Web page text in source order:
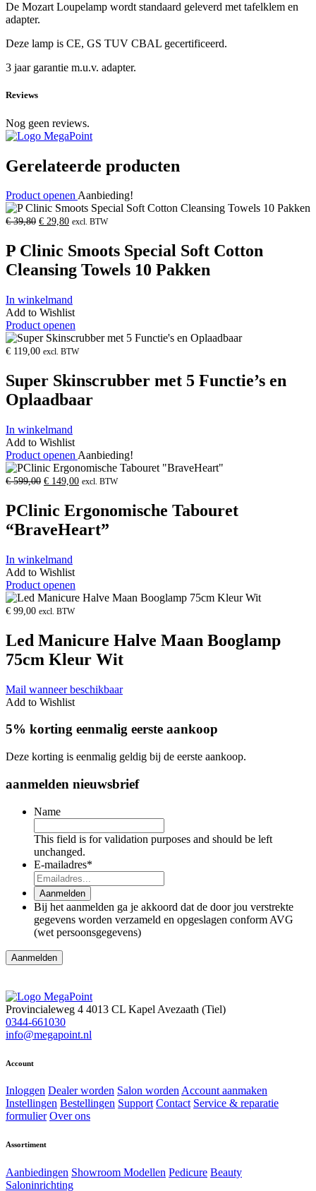
De Mozart Loupelamp wordt standaard geleverd met tafelklem en
adapter.
Deze lamp is CE, GS TUV CBAL gecertificeerd.
3 jaar garantie m.u.v. adapter.
Reviews
Nog geen reviews.
Gerelateerde producten
Product openenAanbieding!
€39,80 Oorspronkelijke
was:
€
39,80.
€ 29,80Huidige
€
29,80.
excl. BTW
P Clinic Smoots Special Soft Cotton
Cleansing Towels 10 Pakken
In winkelmand
Add to Wishlist
Product openen
€ 119,00 excl. BTW
Super Skinscrubber met 5 Functie’s en
Oplaadbaar
In winkelmand
Add to Wishlist
Product openen Aanbieding!
€599,00 Oorspronkelijke
was:
€
599,00.
€ 149,00Huidige
€
149,00.
excl. BTW
PClinic Ergonomische Tabouret
“BraveHeart”
In winkelmand
Add to Wishlist
Product openen
€ 99,00 excl. BTW
Led Manicure Halve Maan Booglamp
75cm Kleur Wit
Mail wanneer beschikbaar
Add to Wishlist
5% korting eenmalig eerste aankoop
Deze korting is eenmalig geldig bij de eerste aankoop.
aanmelden nieuwsbrief
Name
This field is for validation purposes and should be left
unchanged.
E-mailadres*
Aanmelden
Bij het aanmelden ga je akkoord dat de door jou verstrekte
gegevens worden verzameld en opgeslagen conform AVG
(wet persoonsgegevens)
Provincialeweg 4 4013 CL Kapel Avezaath (Tiel)
0344-661030
info@megapoint.nl
Account
Inloggen Dealer worden Salon wordenAccount aanmaken
Instellingen Bestellingen Support Contact Service & reparatie
formulier Over ons
Assortiment
Aanbiedingen Showroom Modellen Pedicure Beauty
Saloninrichting